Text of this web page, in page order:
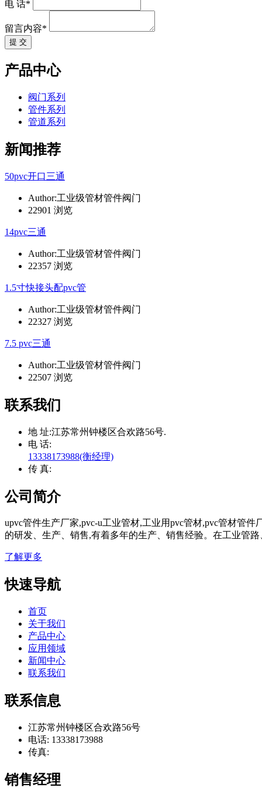
电 话*
留言内容*
提 交
产品中心
阀门系列
管件系列
管道系列
新闻推荐
50pvc开口三通
Author:工业级管材管件阀门
22901 浏览
14pvc三通
Author:工业级管材管件阀门
22357 浏览
1.5寸快接头配pvc管
Author:工业级管材管件阀门
22327 浏览
7.5 pvc三通
Author:工业级管材管件阀门
22507 浏览
联系我们
地 址:江苏常州钟楼区合欢路56号.
电 话:
13338173988(衡经理)
传 真:
公司简介
upvc管件生产厂家,pvc-u工业管材,工业用pvc管材,pvc管材管
的研发、生产、销售,有着多年的生产、销售经验。在工业管
了解更多
快速导航
首页
关于我们
产品中心
应用领域
新闻中心
联系我们
联系信息
江苏常州钟楼区合欢路56号
电话: 13338173988
传真:
销售经理